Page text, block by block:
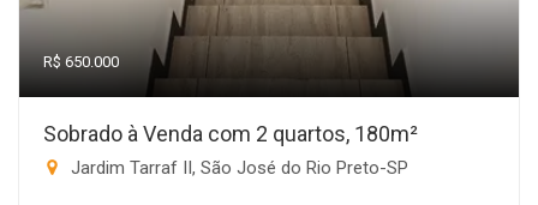
R$ 650.000
Sobrado à Venda com 2 quartos, 180m²
Jardim Tarraf II, São José do Rio Preto-SP